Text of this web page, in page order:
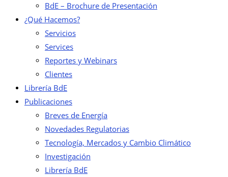
BdE – Brochure de Presentación
¿Qué Hacemos?
Servicios
Services
Reportes y Webinars
Clientes
Librería BdE
Publicaciones
Breves de Energía
Novedades Regulatorias
Tecnología, Mercados y Cambio Climático
Investigación
Librería BdE